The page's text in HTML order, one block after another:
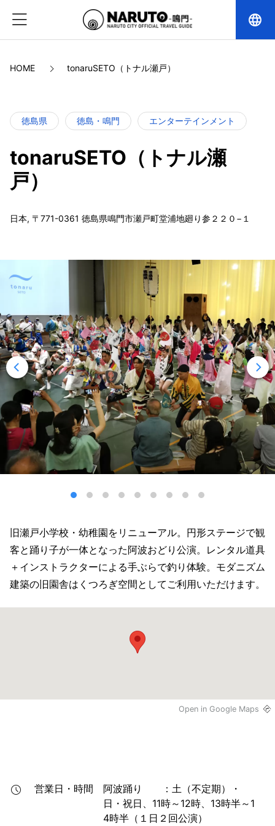
language
HOME tonaruSETO（トナル瀬戸）
徳島県 徳島・鳴門 エンターテインメント
tonaruSETO（トナル瀬
戸）
日本, 〒771-0361 徳島県鳴門市瀬戸町堂浦地廻り参２２０−１
旧瀬戸小学校・幼稚園をリニューアル。円形ステージで観
客と踊り子が一体となった阿波おどり公演。レンタル道具
＋インストラクターによる手ぶらで釣り体験。モダニズム
建築の旧園舎はくつろぎ空間としてご利用いただけます。
Open in Google Maps
営業日・時間
阿波踊り　　：土（不定期）・
日・祝日、11時～12時、13時半～1
4時半（１日２回公演）